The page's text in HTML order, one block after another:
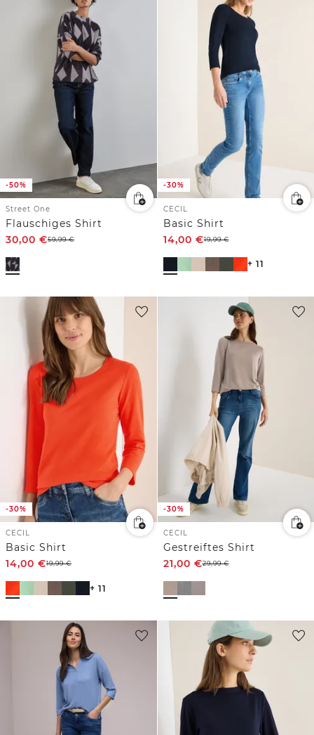
-50%
Street One
Flauschiges Shirt
30,00 €59,99€
-30%
CECIL
Basic Shirt
14,00 €19,99€
+ 11
-30%
CECIL
Basic Shirt
14,00 €19,99€
+ 11
-30%
CECIL
Gestreiftes Shirt
21,00 €29,99€